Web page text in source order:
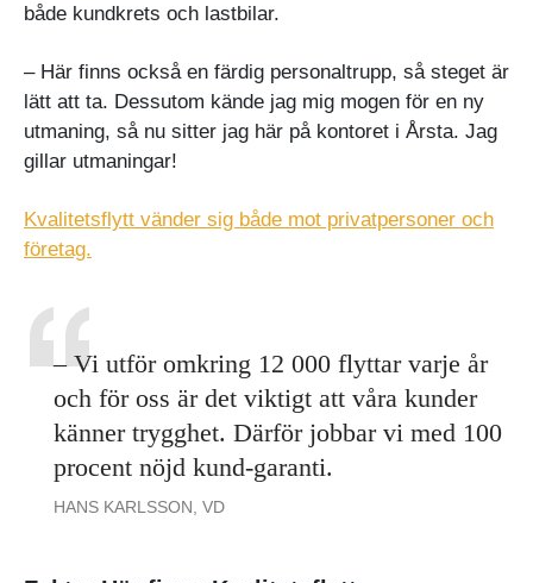
både kundkrets och lastbilar.
– Här finns också en färdig personaltrupp, så steget är
lätt att ta. Dessutom kände jag mig mogen för en ny
utmaning, så nu sitter jag här på kontoret i Årsta. Jag
gillar utmaningar!
Kvalitetsflytt vänder sig både mot privatpersoner och
företag.
– Vi utför omkring 12 000 flyttar varje år
och för oss är det viktigt att våra kunder
känner trygghet. Därför jobbar vi med 100
procent nöjd kund-garanti.
HANS KARLSSON, VD